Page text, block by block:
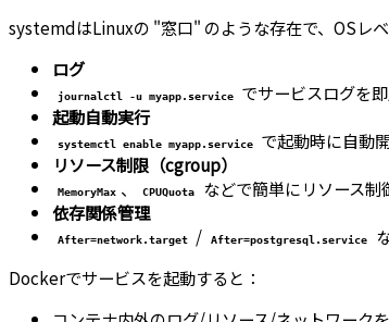
systemdはLinuxの "窓口" のような存在で、OSレ
ログ
journalctl -u myapp.service
でサービスログを
起動自動実行
systemctl enable myapp.service
で起動時に自動
リソース制限（cgroup）
MemoryMax 、 CPUQuota
などで簡単にリソース制
依存関係管理
After=network.target / After=postgresql.service
Dockerでサービスを起動すると：